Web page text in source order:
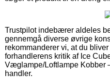
Trustpilot indebærer aldeles
gennemgå diverse øvrige
rekommanderer vi, at du
forhandlerens kritik af Ice
Væglampe/Loftlampe Kobber
handler.